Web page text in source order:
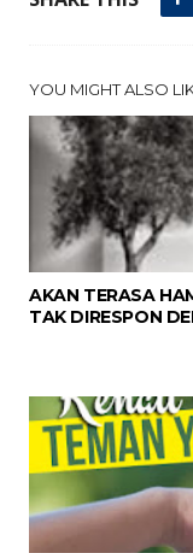
YOU MIGHT ALSO
AKAN TERASA
TAK DIRESPON